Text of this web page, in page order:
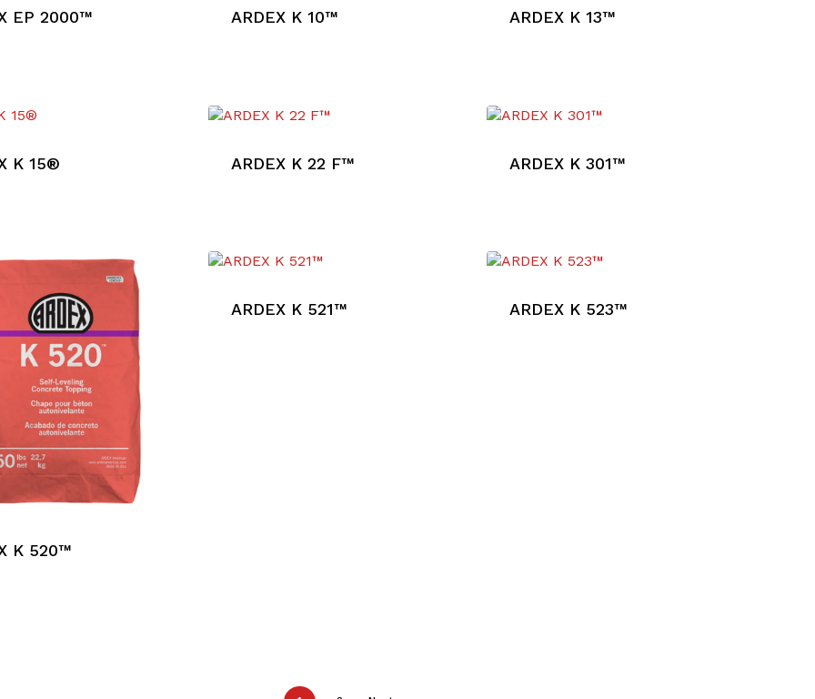
EP 2000™ ARDEX K 10™ ARDEX K 13™
K 15® ARDEX K 22 F™ ARDEX K 301™
K 520™
ARDEX K 521™​​​​​​​​​​​​ ARDEX K 523™​​​​​​​​​​​​